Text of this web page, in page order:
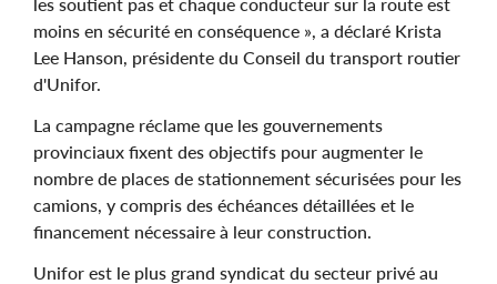
moins en sécurité en conséquence », a déclaré Krista
Lee Hanson, présidente du Conseil du transport routier
d'Unifor.
La campagne réclame que les gouvernements
provinciaux fixent des objectifs pour augmenter le
nombre de places de stationnement sécurisées pour les
camions, y compris des échéances détaillées et le
financement nécessaire à leur construction.
Unifor est le plus grand syndicat du secteur privé au